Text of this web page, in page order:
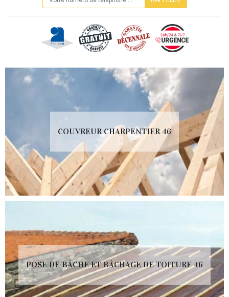
COUVREUR CHARPENTIER 46
POSE DE BÂCHE ET BÂCHAGE DE TOITURE 46